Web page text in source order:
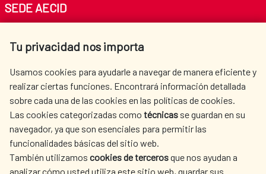
Tu privacidad nos importa
Usamos cookies para ayudarle a navegar de manera eficiente y
realizar ciertas funciones. Encontrará información detallada
sobre cada una de las cookies en las políticas de cookies.
Las cookies categorizadas como técnicas se guardan en su
navegador, ya que son esenciales para permitir las
funcionalidades básicas del sitio web.
También utilizamos cookies de tercerosque nos ayudan a
analizar cómo usted utiliza este sitio web, guardar sus
SEDE AECID
Tel. +34 900 20 30 54​​​​​​​
AECID
WHERE DO WE COOPERATE?
SPANISH HUMANITARIAN
ACTION
PRESS ROOM
CULTURE AND SCIENCE LIBRARY